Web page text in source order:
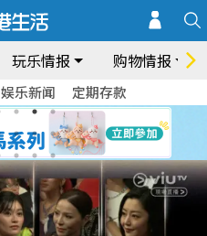
玩乐情报 购物情报
娱乐新闻 定期存款